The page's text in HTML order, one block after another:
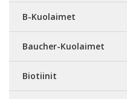
B-Kuolaimet
Baucher-Kuolaimet
Biotiinit